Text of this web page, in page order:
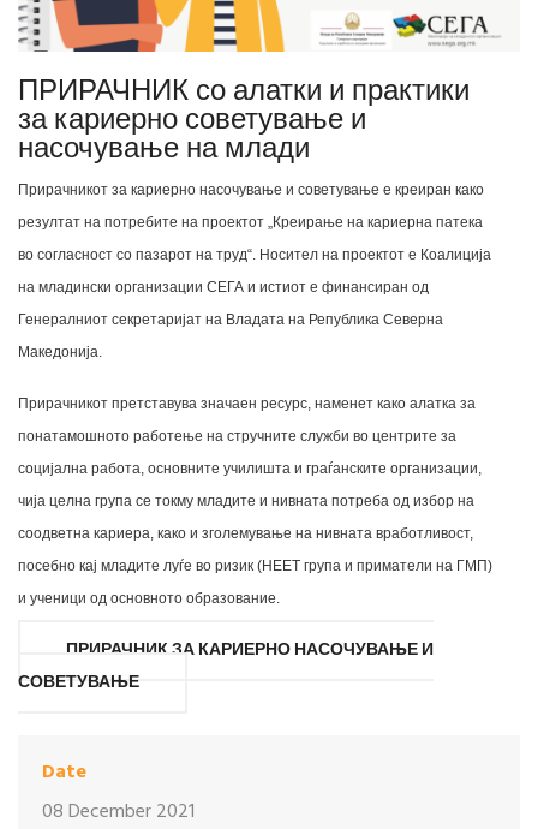
ПРИРАЧНИК со алатки и практики
за кариерно советување и
насочување на млади
Прирачникот за кариерно насочување и советување е креиран како
резултат на потребите на проектот „Креирање на кариерна патека
во согласност со пазарот на труд“. Носител на проектот е Коалиција
на младински организации СЕГА и истиот е финансиран од
Генералниот секретаријат на Владата на Република Северна
Македонија.
Прирачникот претставува значаен ресурс, наменет како алатка за
понатамошното работење на стручните служби во центрите за
социјална работа, основните училишта и граѓанските организации,
чија целна група се токму младите и нивната потреба од избор на
соодветна кариера, како и зголемување на нивната вработливост,
посебно кај младите луѓе во ризик (НЕЕТ група и приматели на ГМП)
и ученици од основното образование.
ПРИРАЧНИК ЗА КАРИЕРНО НАСОЧУВАЊЕ И
СОВЕТУВАЊЕ
Date
08 December 2021